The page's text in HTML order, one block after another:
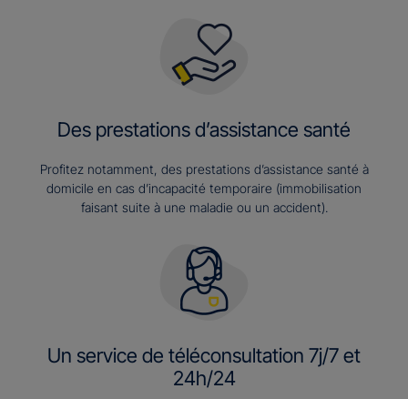
Des prestations d’assistance santé
Profitez notamment, des prestations d’assistance santé à
domicile en cas d’incapacité temporaire (immobilisation
faisant suite à une maladie ou un accident).
Un service de téléconsultation 7j/7 et
24h/24